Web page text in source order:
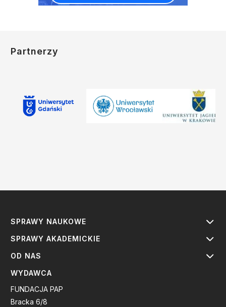
Partnerzy
SPRAWY NAUKOWE
SPRAWY AKADEMICKIE
OD NAS
WYDAWCA
FUNDACJA PAP
Bracka 6/8